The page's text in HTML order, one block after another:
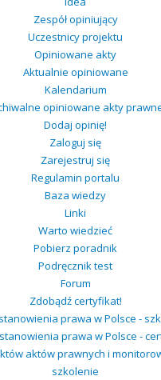
Zespół opiniujący
Uczestnicy projektu
Opiniowane akty
Aktualnie opiniowane
Kalendarium
opiniowane akty
Dodaj opinię!
Zaloguj się
Zarejestruj się
Regulamin portalu
Baza wiedzy
Linki
Warto wiedzieć
Pobierz poradnik
Podręcznik test
Forum
Zdobądź certyfikat!
prawa w Polsce -
prawa w Polsce -
aktów prawnych i
szkolenie